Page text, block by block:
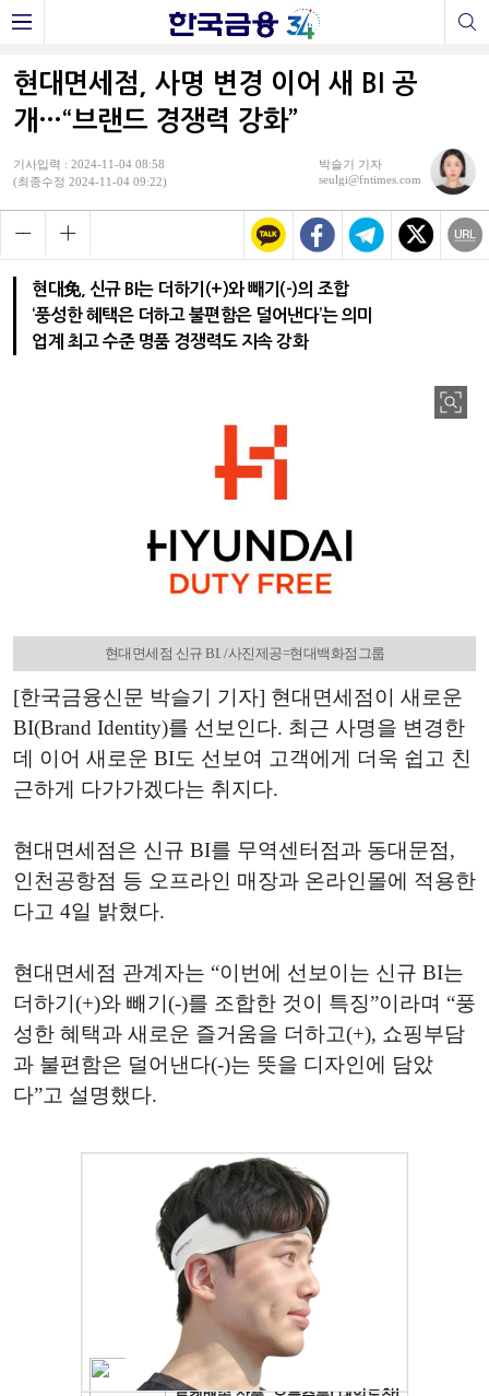
현대면세점, 사명 변경 이어 새 BI 공
개…“브랜드 경쟁력 강화”
기사입력 : 2024-11-04 08:58
(최종수정 2024-11-04 09:22)
박슬기 기자
seulgi@fntimes.com
현대免, 신규 BI는 더하기(+)와 빼기(-)의 조합
‘풍성한 혜택은 더하고 불편함은 덜어낸다’는 의미
업계 최고 수준 명품 경쟁력도 지속 강화
현대면세점 신규 BI. /사진제공=현대백화점그룹
[한국금융신문 박슬기 기자] 현대면세점이 새로운
BI(Brand Identity)를 선보인다. 최근 사명을 변경한
데 이어 새로운 BI도 선보여 고객에게 더욱 쉽고 친
근하게 다가가겠다는 취지다.
현대면세점은 신규 BI를 무역센터점과 동대문점,
인천공항점 등 오프라인 매장과 온라인몰에 적용한
다고 4일 밝혔다.
현대면세점 관계자는 “이번에 선보이는 신규 BI는
더하기(+)와 빼기(-)를 조합한 것이 특징”이라며 “풍
성한 혜택과 새로운 즐거움을 더하고(+), 쇼핑부담
과 불편함은 덜어낸다(-)는 뜻을 디자인에 담았
다”고 설명했다.